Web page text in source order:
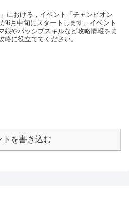
における，イベント「チャンピオン
6月中旬にスタートします。イベント
娘やパッシブスキルなど攻略情報をま
略に役立ててください。
トを書き込む